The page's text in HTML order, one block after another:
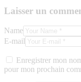
Laisser un
Name
E-mail
Enregistrer mon
pour mon prochain